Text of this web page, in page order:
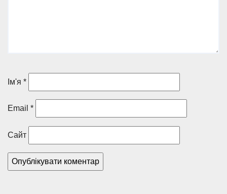
Ім'я *
Email *
Сайт